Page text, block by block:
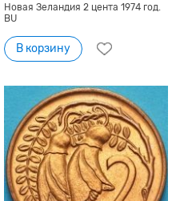
Новая Зеландия 2 цента 1974 год.
BU
В корзину